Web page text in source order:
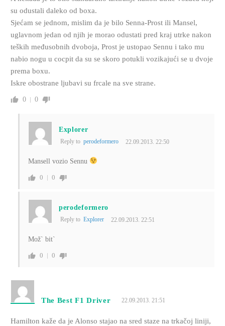
su odustali daleko od boxa.
Sjećam se jednom, mislim da je bilo Senna-Prost ili Mansel,
uglavnom jedan od njih je morao odustati pred kraj utrke nakon
teških međusobnih dvoboja, Prost je ustopao Sennu i tako mu
nabio nogu u cocpit da su se skoro potukli vozikajući se u dvoje
prema boxu.
Iskre obostrane ljubavi su frcale na sve strane.
0 0
Explorer
Reply to perodeformero 22.09.2013. 22:50
Mansell vozio Sennu
0 0
perodeformero
Reply to Explorer 22.09.2013. 22:51
Mož` bit`
0 0
The Best F1 Driver 22.09.2013. 21:51
Hamilton kaže da je Alonso stajao na sred staze na trkačoj liniji,